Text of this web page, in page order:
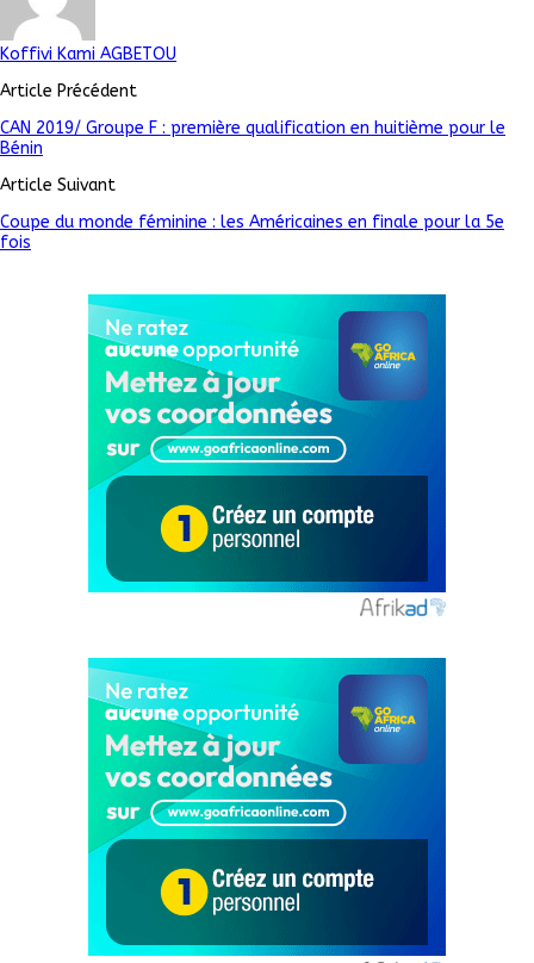
Koffivi Kami AGBETOU
Article Précédent
CAN 2019/ Groupe F : première qualification en huitième pour le
Bénin
Article Suivant
Coupe du monde féminine : les Américaines en finale pour la 5e
fois